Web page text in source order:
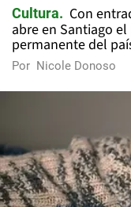
Cultura
Con
abre en Santiago
permanente del
Por Nicole Donoso